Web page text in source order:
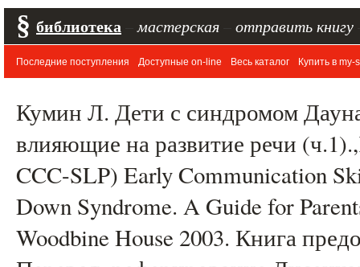
§ библиотека мастерская отправить книгу
Последние поступления Доступные on-line Весь каталог Купить в my-
Кумин Л. Дети с синдромом
влияющие на развитие речи
CCC-SLP) Early Communication
Down Syndrome. A Guide for
Woodbine House 2003. Книга